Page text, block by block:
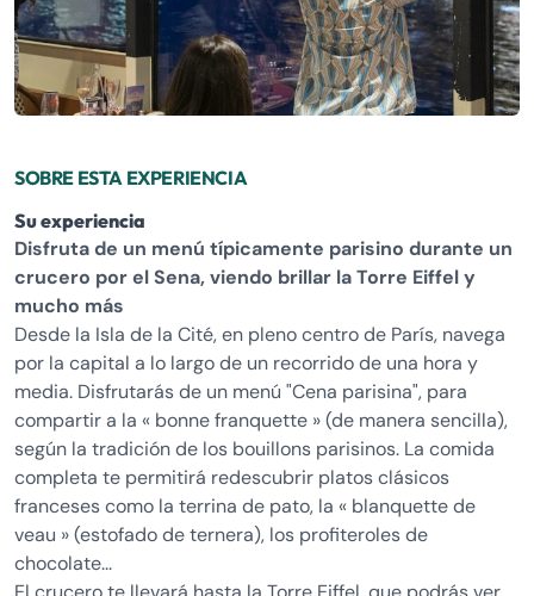
SOBRE ESTA EXPERIENCIA
Su experiencia
Disfruta de un menú típicamente parisino durante un
crucero por el Sena, viendo brillar la Torre Eiffel y
mucho más
Desde la Isla de la Cité, en pleno centro de París, navega
por la capital a lo largo de un recorrido de una hora y
media. Disfrutarás de un menú "Cena parisina", para
compartir a la « bonne franquette » (de manera sencilla),
según la tradición de los bouillons parisinos. La comida
completa te permitirá redescubrir platos clásicos
franceses como la terrina de pato, la « blanquette de
veau » (estofado de ternera), los profiteroles de
chocolate...